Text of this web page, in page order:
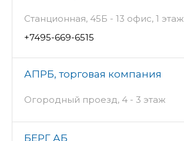
Станционная, 45Б - 13 офис, 1 этаж
+7495-669-6515
АПРБ, торговая компания
Огородный проезд, 4 - 3 этаж
БЕРГ АБ